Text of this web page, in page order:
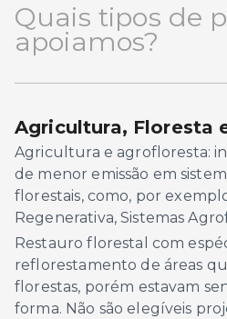
Quais tipos de
apoiamos?
Agricultura, Floresta
Agricultura e agrofloresta:
de menor emissão em
florestais, como, por
Regenerativa, Sistemas
Restauro florestal com
reflorestamento de áreas
florestas, porém estavam
forma. Não são elegíveis